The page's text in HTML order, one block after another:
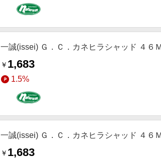
一誠(issei) Ｇ．Ｃ．カネヒラシャッド ４６
￥ 1,683
1.5%
一誠(issei) Ｇ．Ｃ．カネヒラシャッド ４６
￥ 1,683